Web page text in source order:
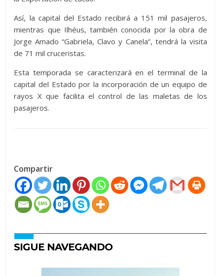
Así, la capital del Estado recibirá a 151 mil pasajeros,
mientras que Ilhéus, también conocida por la obra de
Jorge Amado “Gabriela, Clavo y Canela”, tendrá la visita
de 71 mil cruceristas.
Esta temporada se caracterizará en el terminal de la
capital del Estado por la incorporación de un equipo de
rayos X que facilita el control de las maletas de los
pasajeros.
Compartir
SIGUE NAVEGANDO